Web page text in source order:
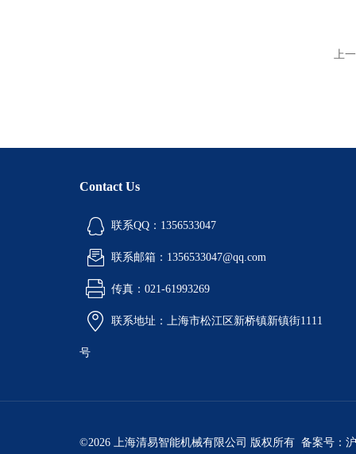
上
Contact Us
联系QQ：1356533047
联系邮箱：1356533047@qq.com
传真：021-61993269
联系地址：上海市松江区新桥镇新镇街1111
号
©2026 上海清易智能机械有限公司 版权所有 备案号：